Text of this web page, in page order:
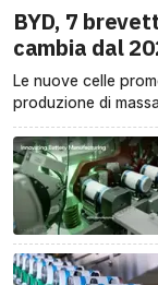
BYD, 7
cambia dal
Le nuove celle
produzione di